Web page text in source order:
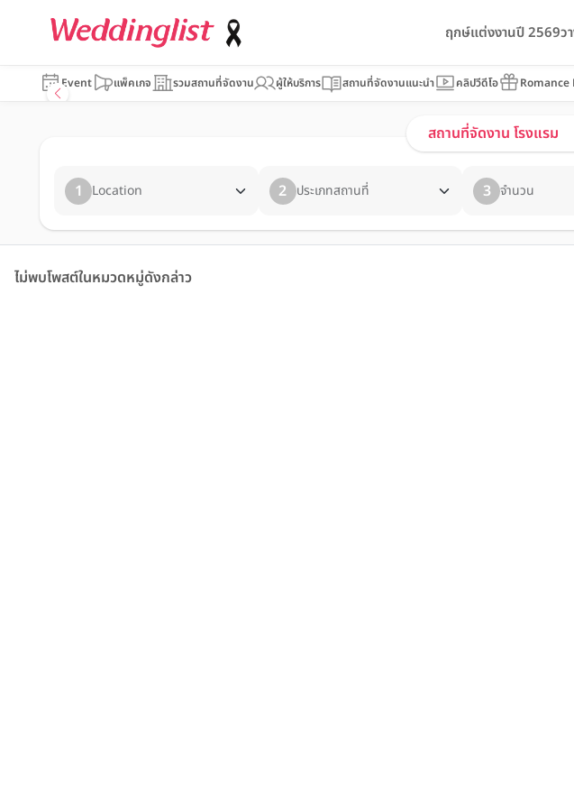
ฤกษ์แต่งงานปี 2569ว
Event แพ็คเกจ รวมสถานที่จัดงาน ผู้ให้บริการ สถานที่จัดงานแนะนำ คลิปวีดีโอ Romance
สถานที่จัดงาน โรงแรม
1 Location 2 ประเภทสถานที่ 3 จำนวน
ไม่พบโพสต์ในหมวดหมู่ดังกล่าว